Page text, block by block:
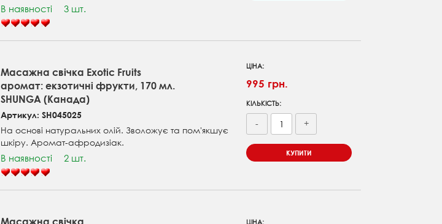
В наявності 3 шт.
Масажна свічка Exotic Fruits
аромат: екзотичні фрукти, 170 мл.
SHUNGA (Канада)
Артикул: SH045025
На основі натуральних олій. Зволожує та пом'якшує
шкіру. Аромат-афродизіак.
В наявності 2 шт.
ЦІНА:
995 грн.
КІЛЬКІСТЬ:
- +
КУПИТИ
Масажна свічка